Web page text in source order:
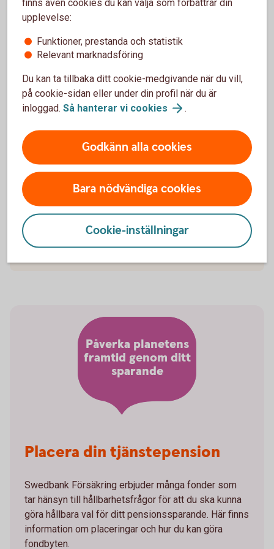
Om ditt företag tecknar Swedbank Pensionsplan till förmån
procent av den anställdes lön, dock max tio prisbasbelopp.
Skatteregler
Se över basbelopp inför årsskiftet
förändringar i basbelopp för att se om du behöver göra
justeringar.
Basbelopp
Placera din tjänstepension
Swedbank Försäkring erbjuder många fonder som
tar hänsyn till hållbarhetsfrågor för att du ska kunna
göra hållbara val för ditt pensionssparande. Här finns
information om placeringar och hur du kan göra
fondbyten.
Påverka planetens
framtid genom ditt
sparande
upplevelse:
Funktioner, prestanda och statistik
Relevant marknadsföring
Du kan ta tillbaka ditt cookie-medgivande när du vill,
på cookie-sidan eller under din profil när du är
inloggad. Så hanterar vi cookies .
Godkänn alla cookies
Bara nödvändiga cookies
Cookie-inställningar